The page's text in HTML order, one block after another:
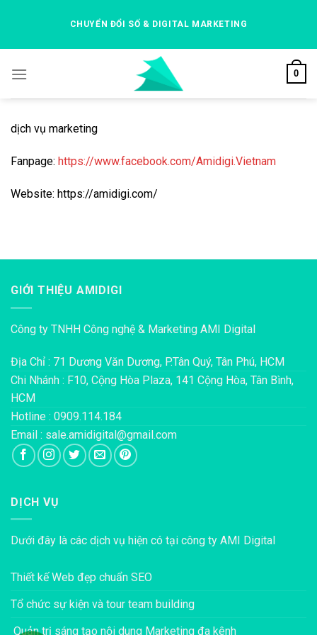
CHUYỂN ĐỔI SỐ & DIGITAL MARKETING
0
dịch vụ marketing
Fanpage: https://www.facebook.com/Amidigi.Vietnam
Website: https://amidigi.com/
GIỚI THIỆU AMIDIGI
Công ty TNHH Công nghệ & Marketing AMI Digital
Địa Chỉ : 71 Dương Văn Dương, P.Tân Quý, Tân Phú, HCM
Chi Nhánh : F10, Cộng Hòa Plaza, 141 Cộng Hòa, Tân Bình,
HCM
Hotline : 0909.114.184
Email : sale.amidigital@gmail.com
DỊCH VỤ
Dưới đây là các dịch vụ hiện có tại công ty AMI Digital
Thiết kế Web đẹp chuẩn SEO
Tổ chức sự kiện và tour team building
Quản trị sáng tạo nội dung Marketing đa kênh